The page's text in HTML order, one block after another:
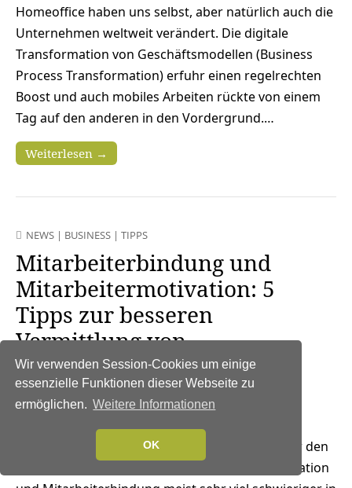
Wir verwenden Session-Cookies um einige
essenzielle Funktionen dieser Webseite zu
ermöglichen. Weitere Informationen
OK
Homeoffice haben uns selbst, aber natürlich auch die
Unternehmen weltweit verändert. Die digitale
Transformation von Geschäftsmodellen (Business
Process Transformation) erfuhr einen regelrechten
Boost und auch mobiles Arbeiten rückte von einem
Tag auf den anderen in den Vordergrund.…
Weiterlesen →
NEWS | BUSINESS | TIPPS
Mitarbeiterbindung und
Mitarbeitermotivation: 5
Tipps zur besseren
Vermittlung von
Wertschätzung
29. Mai 2021
Fähige, motivierte und
engagierte Mitarbeiter sind ein Kernelement für den
Erfolg jeder Organisation. Allerdings sind Motivation